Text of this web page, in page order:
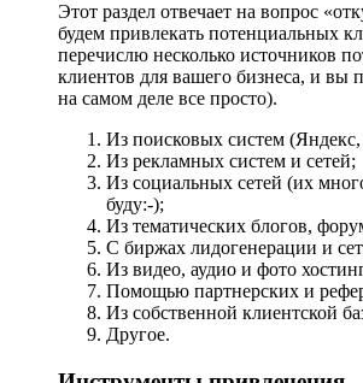
Этот раздел отвечает на вопрос
будем привлекать потенциальных
перечислю несколько источников
клиентов для вашего бизнеса, и вы
на самом деле все просто).
Из поисковых систем
Из рекламных систем и сетей;
Из социальных сетей (их
буду:-);
Из тематических блогов,
С биржах лидогенерации и
Из видео, аудио и фото
Помощью партнерских и
Из собственной клиентской
Другое.